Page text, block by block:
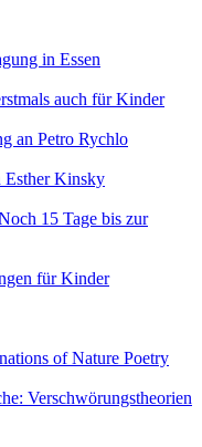
in Essen
auch für Kinder
an Petro Rychlo
Esther Kinsky
15 Tage bis zur
für Kinder
of Nature Poetry
Verschwörungstheorien